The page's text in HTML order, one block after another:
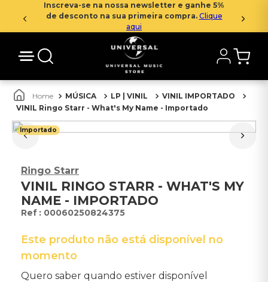
Inscreva-se na nossa newsletter e ganhe 5%
de desconto na sua primeira compra. Clique
aqui
MÚSICA LP | VINIL
VINIL IMPORTADO
VINIL Ringo Starr - What's My Name - Importado
Importado
Ringo Starr
VINIL RINGO STARR - WHAT'S MY
NAME - IMPORTADO
: 00060250824375
Este produto não está disponível no
momento
Quero saber quando estiver disponível